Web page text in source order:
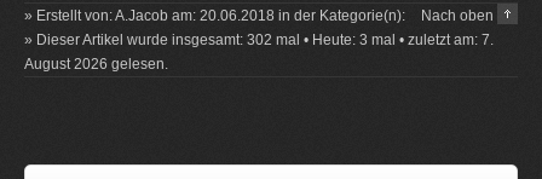
Nach oben
» Erstellt von: A.Jacob am: 20.06.2018 in der Kategorie(n):
» Dieser Artikel wurde insgesamt: 302 mal • Heute: 3 mal • zuletzt am: 7.
August 2026 gelesen.